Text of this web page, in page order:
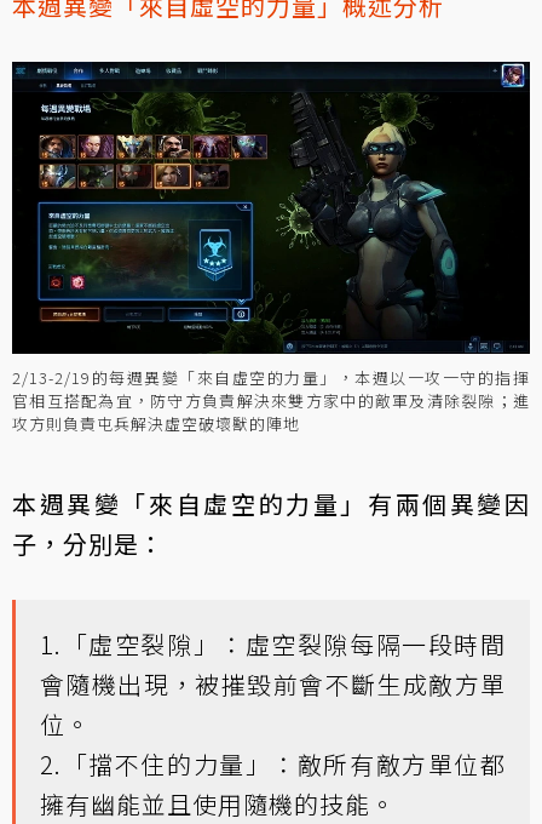
2/13-2/19的每週異變「來自虛空的力量」，本週以一攻一守的指揮
官相互搭配為宜，防守方負責解決來雙方家中的敵軍及清除裂隙；進
攻方則負責屯兵解決虛空破壞獸的陣地
本週異變「來自虛空的力量」有兩個異變因
子，分別是：
1.「虛空裂隙」：虛空裂隙每隔一段時間
會隨機出現，被摧毀前會不斷生成敵方單
位。
2.「擋不住的力量」：敵所有敵方單位都
擁有幽能並且使用隨機的技能。